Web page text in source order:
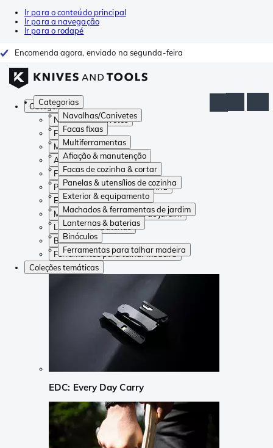
Ir para o conteúdo principal
Ir para a navegação
Ir para o rodapé
Encomenda agora, enviado na segunda-feira
Categorias
Navalhas/Canivetes
Facas fixas
Multiferramentas
Afiação & manutenção
Facas de cozinha & cortar
Panelas & utensílios de cozinha
Exterior & equipamento
Machados & ferramentas de jardim
Lanternas & baterias
Binóculos
Ferramentas para talhar madeira
Categorias
Navalhas/Canivetes
Facas fixas
Multiferramentas
Afiação & manutenção
Facas de cozinha & cortar
Panelas & utensílios de cozinha
Exterior & equipamento
Machados & ferramentas de jardim
Lanternas & baterias
Binóculos
Ferramentas para talhar madeira
Coleções temáticas
EDC: Every Day Carry